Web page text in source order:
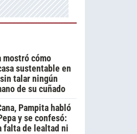
mostró cómo
sustentable en
talar ningún
de su cuñado
Pampita habló
y se confesó:
falta de lealtad ni